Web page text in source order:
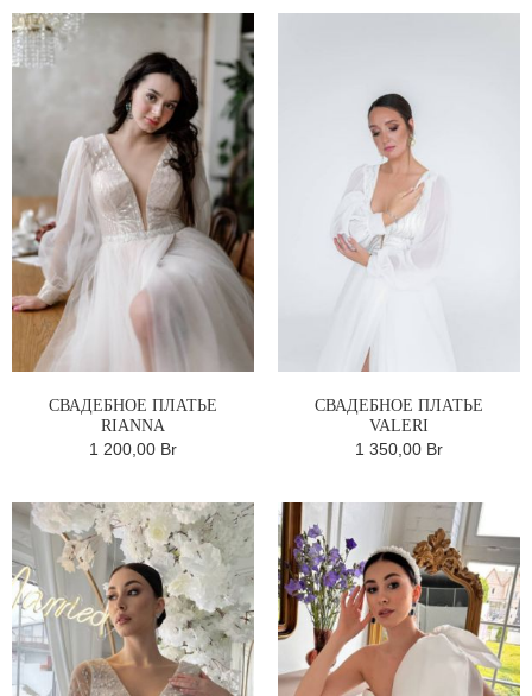
СВАДЕБНОЕ ПЛАТЬЕ
RIANNA
1 200,00 Br
СВАДЕБНОЕ ПЛАТЬЕ
VALERI
1 350,00 Br